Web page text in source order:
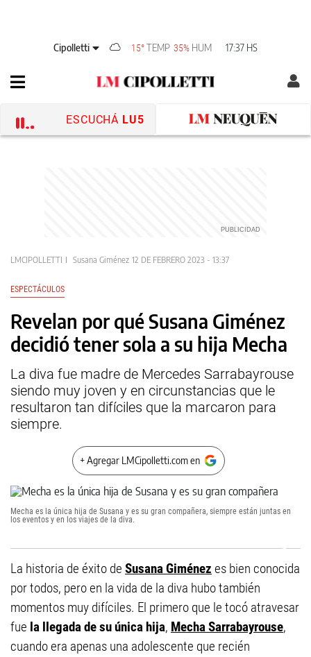
Cipolletti 15°TEMP 35% HUM 17:37 HS
ESCUCHÁ LU5
LMCIPOLLETTI Susana Giménez 12 DE FEBRERO 2023 - 13:37
ESPECTÁCULOS
Revelan por qué Susana Giménez
decidió tener sola a su hija Mecha
La diva fue madre de Mercedes Sarrabayrouse
siendo muy joven y en circunstancias que le
resultaron tan difíciles que la marcaron para
siempre.
+ Agregar LMCipolletti.com en
Mecha es la única hija de Susana y es su gran compañera, siempre están juntas en
los eventos y en los viajes de la diva.
La historia de éxito de Susana Giménez es bien conocida
por todos, pero en la vida de la diva hubo también
momentos muy difíciles. El primero que le tocó atravesar
fue la llegada de su única hija, Mecha Sarrabayrouse,
cuando era apenas una adolescente que recién